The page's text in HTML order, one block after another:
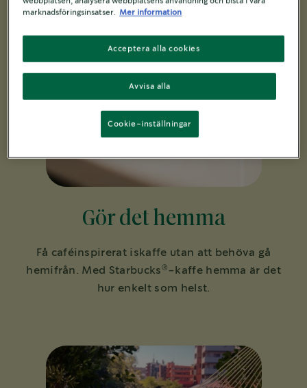
Gör det hemma
Få caféinspirerat iskaffe utan att behöva gå
hemifrån. Med Starbucks ® -kaffe hemma är det
hur enkelt som helst.
marknadsföringsinsatser.
Mer information
Avvisa alla
Acceptera alla cookies
Cookie-inställningar